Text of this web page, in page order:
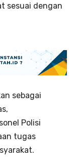
sesuai dengan
sebagai
Polisi
tugas